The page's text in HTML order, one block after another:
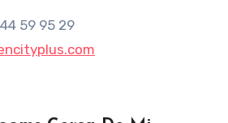
59 95 29